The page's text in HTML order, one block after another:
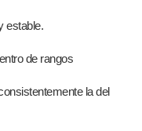
estable.
de rangos
la del